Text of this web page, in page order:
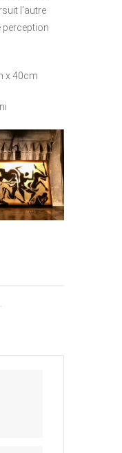
l’autre
perception
x 40cm